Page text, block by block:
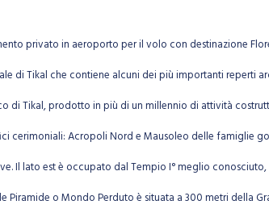
privato in aeroporto per il volo con destinazione
di Tikal che contiene alcuni dei più importanti reperti
di Tikal, prodotto in più di un millennio di attività
cerimoniali: Acropoli Nord e Mausoleo delle famiglie
Il lato est è occupato dal Tempio I° meglio
Piramide o Mondo Perduto è situata a 300 metri della